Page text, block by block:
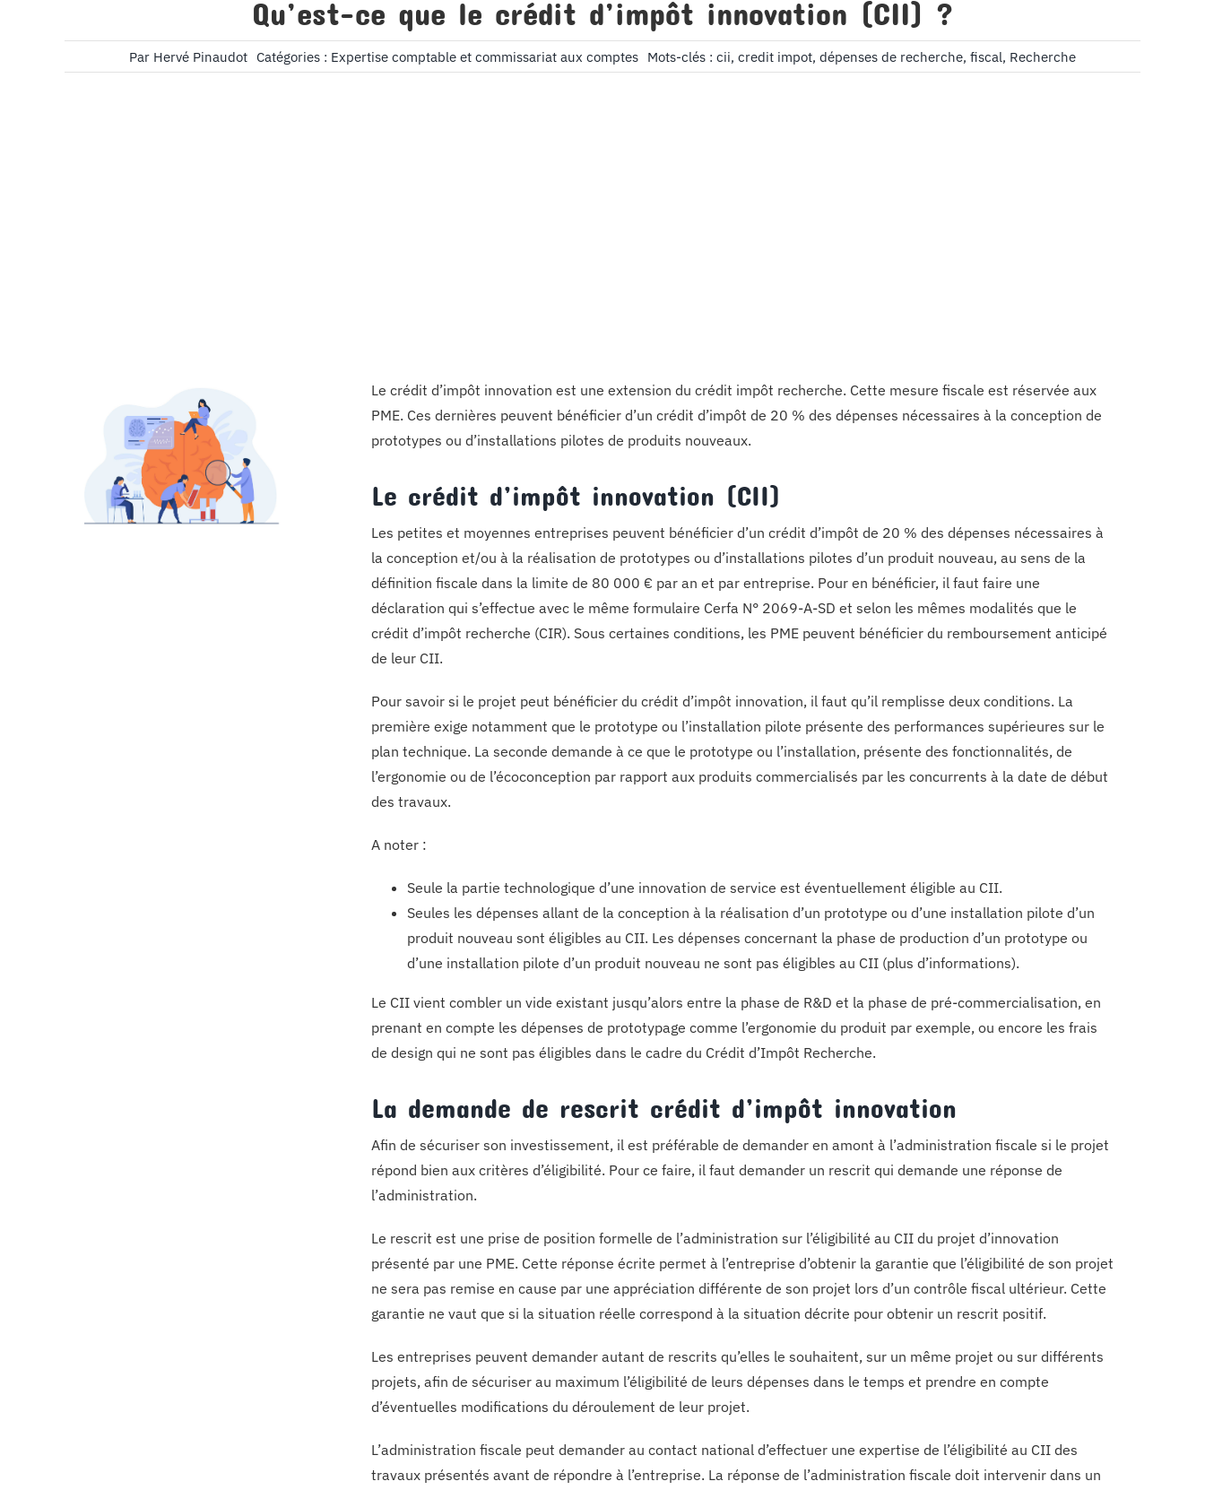
Qu’est-ce que le crédit d’impôt innovation (CII) ?
Par Hervé Pinaudot Catégories : Expertise comptable et commissariat aux comptes Mots-clés : cii, credit impot, dépenses de recherche, fiscal, Recherche
Le crédit d’impôt innovation est une extension du crédit impôt recherche. Cette mesure fiscale est réservée aux
PME. Ces dernières peuvent bénéficier d’un crédit d’impôt de 20 % des dépenses nécessaires à la conception de
prototypes ou d’installations pilotes de produits nouveaux.
Le crédit d’impôt innovation (CII)
Les petites et moyennes entreprises peuvent bénéficier d’un crédit d’impôt de 20 % des dépenses nécessaires à
la conception et/ou à la réalisation de prototypes ou d’installations pilotes d’un produit nouveau, au sens de la
définition fiscale dans la limite de 80 000 € par an et par entreprise. Pour en bénéficier, il faut faire une
déclaration qui s’effectue avec le même formulaire Cerfa N° 2069-A-SD et selon les mêmes modalités que le
crédit d’impôt recherche (CIR). Sous certaines conditions, les PME peuvent bénéficier du remboursement anticipé
de leur CII.
Pour savoir si le projet peut bénéficier du crédit d’impôt innovation, il faut qu’il remplisse deux conditions. La
première exige notamment que le prototype ou l’installation pilote présente des performances supérieures sur le
plan technique. La seconde demande à ce que le prototype ou l’installation, présente des fonctionnalités, de
l’ergonomie ou de l’écoconception par rapport aux produits commercialisés par les concurrents à la date de début
des travaux.
A noter :
Seule la partie technologique d’une innovation de service est éventuellement éligible au CII.
Seules les dépenses allant de la conception à la réalisation d’un prototype ou d’une installation pilote d’un
produit nouveau sont éligibles au CII. Les dépenses concernant la phase de production d’un prototype ou
d’une installation pilote d’un produit nouveau ne sont pas éligibles au CII (plus d’informations).
Le CII vient combler un vide existant jusqu’alors entre la phase de R&D et la phase de pré-commercialisation, en
prenant en compte les dépenses de prototypage comme l’ergonomie du produit par exemple, ou encore les frais
de design qui ne sont pas éligibles dans le cadre du Crédit d’Impôt Recherche.
La demande de rescrit crédit d’impôt innovation
Afin de sécuriser son investissement, il est préférable de demander en amont à l’administration fiscale si le projet
répond bien aux critères d’éligibilité. Pour ce faire, il faut demander un rescrit qui demande une réponse de
l’administration.
Le rescrit est une prise de position formelle de l’administration sur l’éligibilité au CII du projet d’innovation
présenté par une PME. Cette réponse écrite permet à l’entreprise d’obtenir la garantie que l’éligibilité de son projet
ne sera pas remise en cause par une appréciation différente de son projet lors d’un contrôle fiscal ultérieur. Cette
garantie ne vaut que si la situation réelle correspond à la situation décrite pour obtenir un rescrit positif.
Les entreprises peuvent demander autant de rescrits qu’elles le souhaitent, sur un même projet ou sur différents
projets, afin de sécuriser au maximum l’éligibilité de leurs dépenses dans le temps et prendre en compte
d’éventuelles modifications du déroulement de leur projet.
L’administration fiscale peut demander au contact national d’effectuer une expertise de l’éligibilité au CII des
travaux présentés avant de répondre à l’entreprise. La réponse de l’administration fiscale doit intervenir dans un